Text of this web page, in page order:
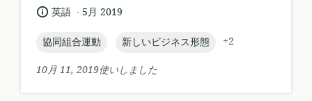
フ
ー
ッ
す
る
ロ
ケ
ー
シ
ョ
言 英語 .
公
日:
5月 2019
topic:
協同組合運動 topic:
新しいビジネス形態
+2
10月 11, 2019使いしました